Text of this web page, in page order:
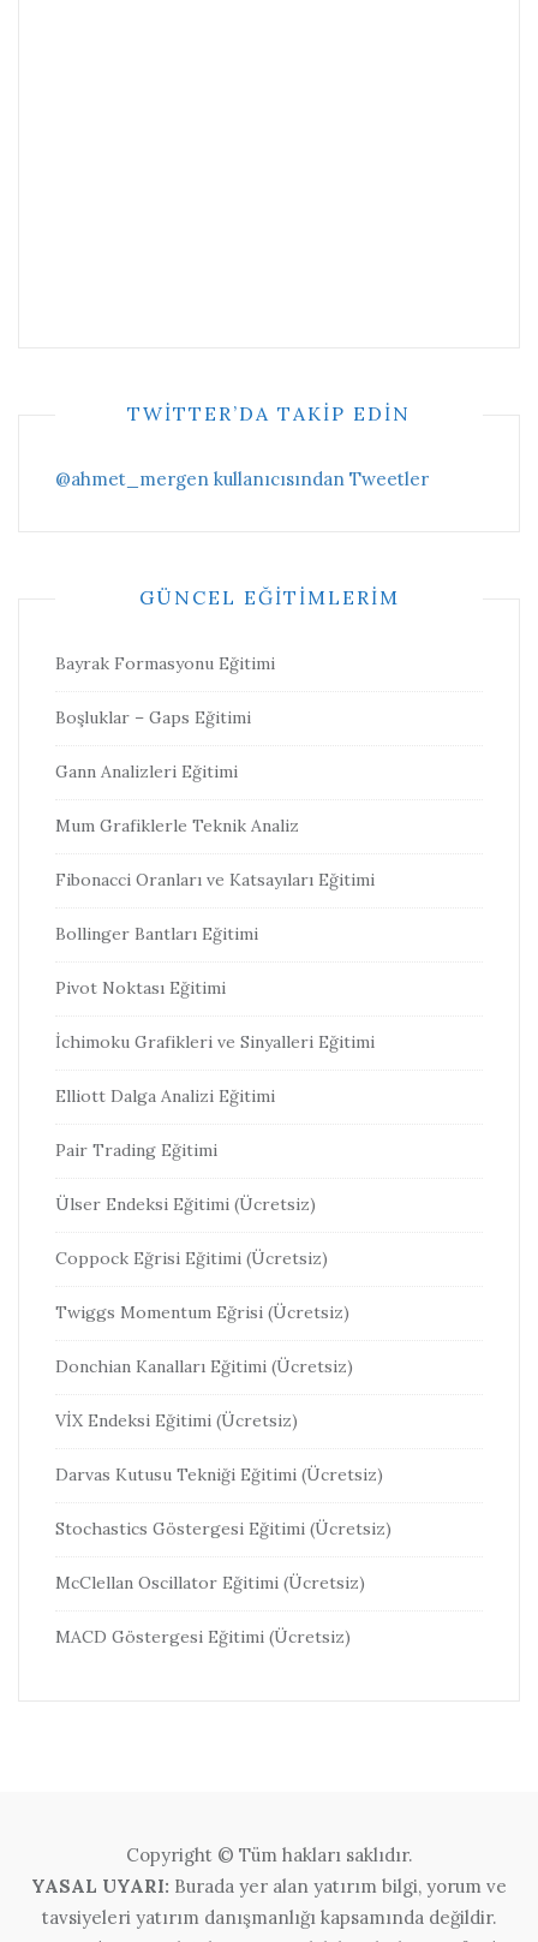
TWITTER’DA TAKIP EDIN
@ahmet_mergen kullanıcısından Tweetler
GÜNCEL EĞITIMLERIM
Bayrak Formasyonu Eğitimi
Boşluklar – Gaps Eğitimi
Gann Analizleri Eğitimi
Mum Grafiklerle Teknik Analiz
Fibonacci Oranları ve Katsayıları Eğitimi
Bollinger Bantları Eğitimi
Pivot Noktası Eğitimi
İchimoku Grafikleri ve Sinyalleri Eğitimi
Elliott Dalga Analizi Eğitimi
Pair Trading Eğitimi
Ülser Endeksi Eğitimi (Ücretsiz)
Coppock Eğrisi Eğitimi (Ücretsiz)
Twiggs Momentum Eğrisi (Ücretsiz)
Donchian Kanalları Eğitimi (Ücretsiz)
VİX Endeksi Eğitimi (Ücretsiz)
Darvas Kutusu Tekniği Eğitimi (Ücretsiz)
Stochastics Göstergesi Eğitimi (Ücretsiz)
McClellan Oscillator Eğitimi (Ücretsiz)
MACD Göstergesi Eğitimi (Ücretsiz)
Copyright © Tüm hakları saklıdır.
YASAL UYARI: Burada yer alan yatırım bilgi, yorum ve
tavsiyeleri yatırım danışmanlığı kapsamında değildir.